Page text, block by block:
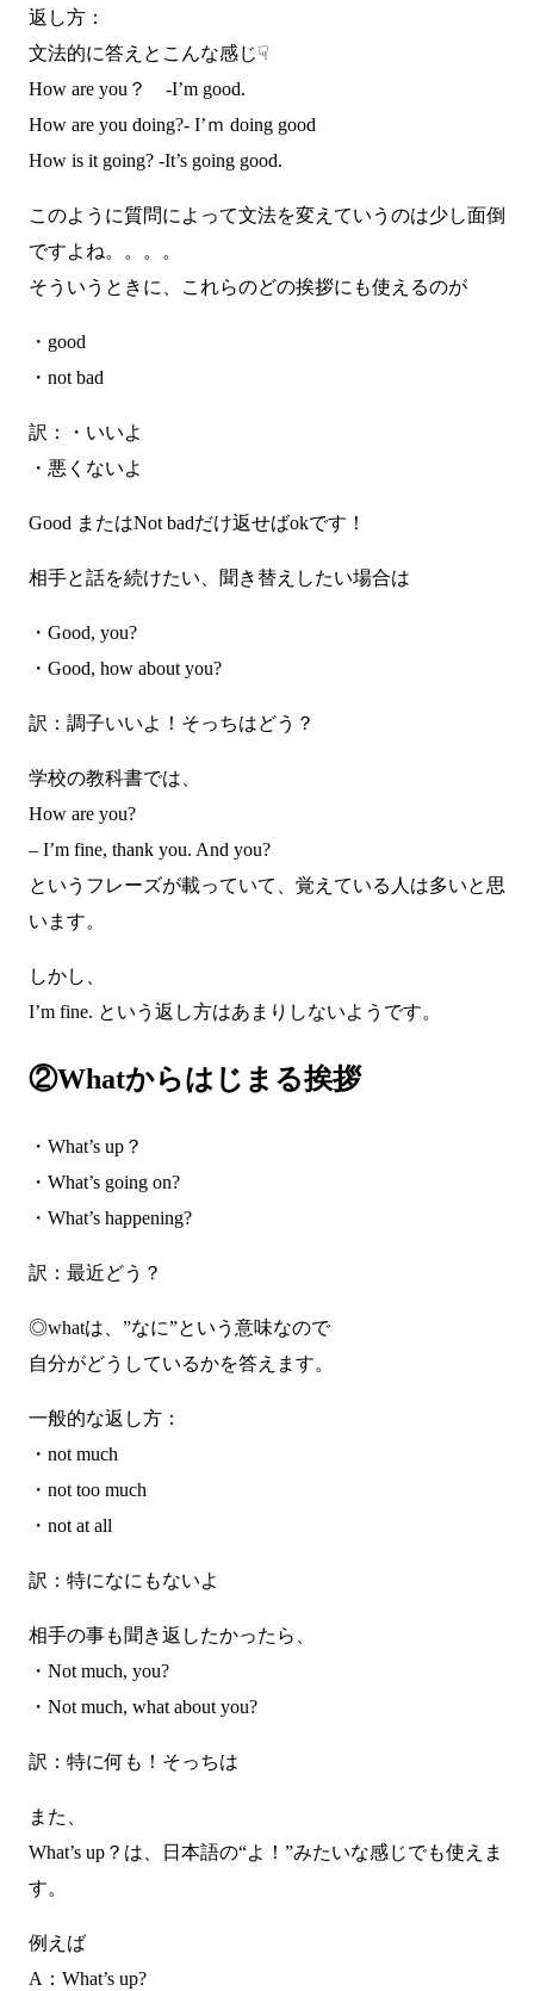
返し方：
文法的に答えとこんな感じ☟
How are you？ -I’m good.
How are you doing?- I’ｍ doing good
How is it going? -It’s going good.
このように質問によって文法を変えていうのは少し面倒
ですよね。。。。
そういうときに、これらのどの挨拶にも使えるのが
・good
・not bad
訳：・いいよ
・悪くないよ
Good またはNot badだけ返せばokです！
相手と話を続けたい、聞き替えしたい場合は
・Good, you?
・Good, how about you?
訳：調子いいよ！そっちはどう？
学校の教科書では、
How are you?
– I’m fine, thank you. And you?
というフレーズが載っていて、覚えている人は多いと思
います。
しかし、
I’m fine. という返し方はあまりしないようです。
②Whatからはじまる挨拶
・What’s up？
・What’s going on?
・What’s happening?
訳：最近どう？
◎whatは、”なに”という意味なので
自分がどうしているかを答えます。
一般的な返し方：
・not much
・not too much
・not at all
訳：特になにもないよ
相手の事も聞き返したかったら、
・Not much, you?
・Not much, what about you?
訳：特に何も！そっちは
また、
What’s up？は、日本語の“よ！”みたいな感じでも使えま
す。
例えば
A：What’s up?